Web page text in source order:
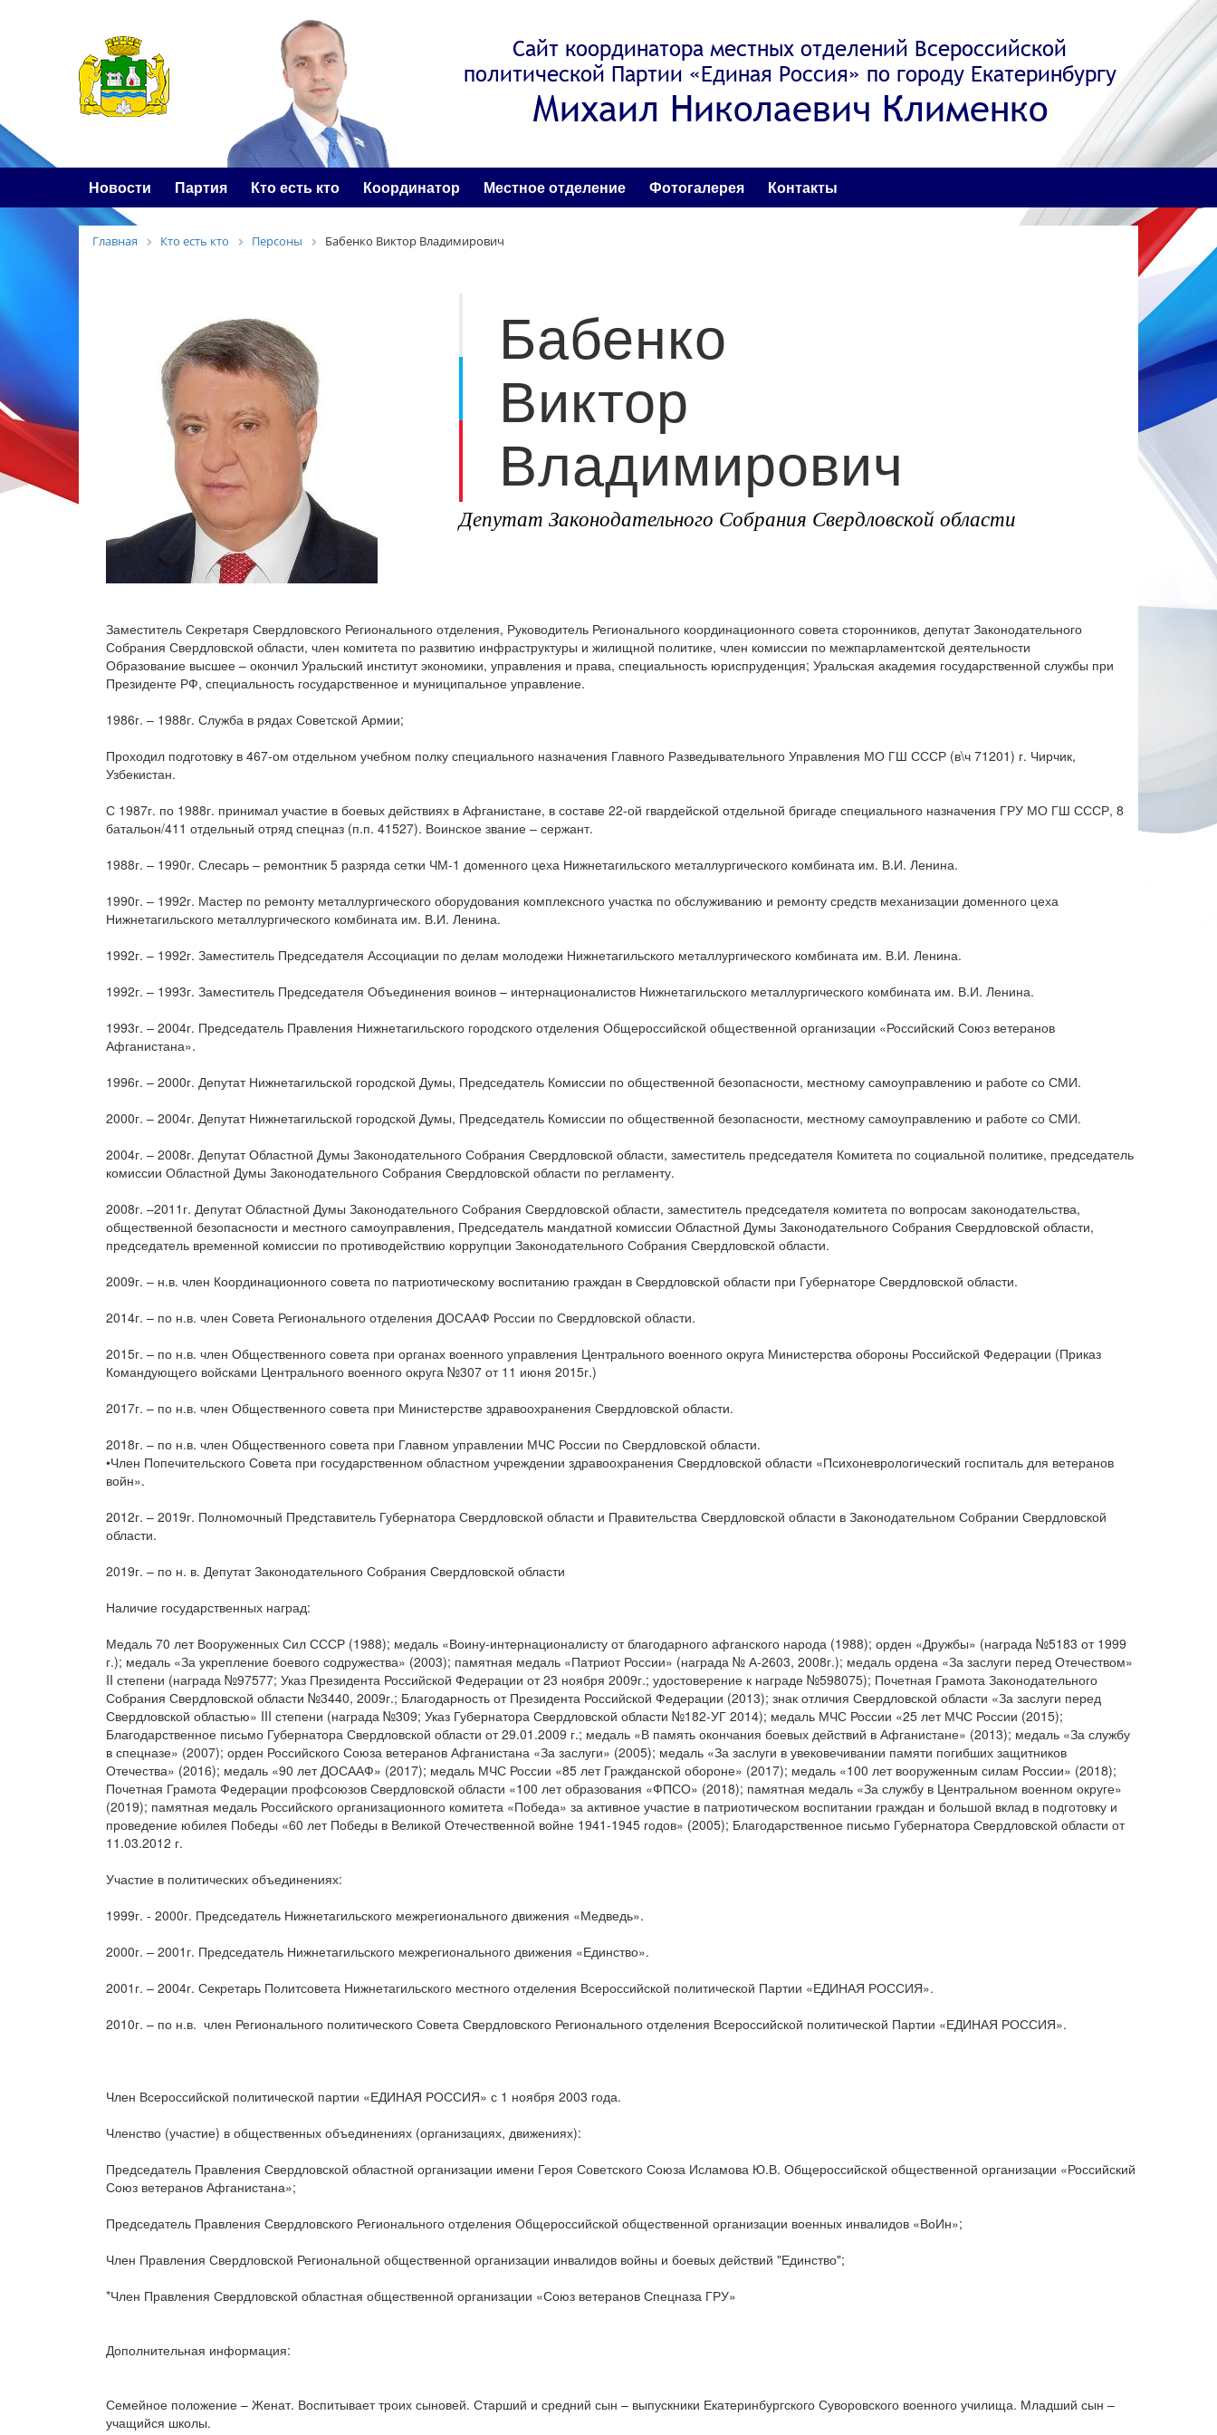
Сайт координатора местных отделений Всероссийской
политической Партии «Единая Россия» по городу Екатеринбургу
Михаил Николаевич Клименко
Новости Партия Кто есть кто Координатор Местное отделение Фотогалерея Контакты
Главная Кто есть кто Персоны Бабенко Виктор Владимирович
Бабенко
Виктор
Владимирович
Депутат Законодательного Собрания Свердловской области
Заместитель Секретаря Свердловского Регионального отделения, Руководитель Регионального координационного совета сторонников, депутат Законодательного
Собрания Свердловской области, член комитета по развитию инфраструктуры и жилищной политике, член комиссии по межпарламентской деятельности
Образование высшее – окончил Уральский институт экономики, управления и права, специальность юриспруденция; Уральская академия государственной службы при
Президенте РФ, специальность государственное и муниципальное управление.
1986г. – 1988г. Служба в рядах Советской Армии;
Проходил подготовку в 467-ом отдельном учебном полку специального назначения Главного Разведывательного Управления МО ГШ СССР (в\ч 71201) г. Чирчик,
Узбекистан.
С 1987г. по 1988г. принимал участие в боевых действиях в Афганистане, в составе 22-ой гвардейской отдельной бригаде специального назначения ГРУ МО ГШ СССР, 8
батальон/411 отдельный отряд спецназ (п.п. 41527). Воинское звание – сержант.
1988г. – 1990г. Слесарь – ремонтник 5 разряда сетки ЧМ-1 доменного цеха Нижнетагильского металлургического комбината им. В.И. Ленина.
1990г. – 1992г. Мастер по ремонту металлургического оборудования комплексного участка по обслуживанию и ремонту средств механизации доменного цеха
Нижнетагильского металлургического комбината им. В.И. Ленина.
1992г. – 1992г. Заместитель Председателя Ассоциации по делам молодежи Нижнетагильского металлургического комбината им. В.И. Ленина.
1992г. – 1993г. Заместитель Председателя Объединения воинов – интернационалистов Нижнетагильского металлургического комбината им. В.И. Ленина.
1993г. – 2004г. Председатель Правления Нижнетагильского городского отделения Общероссийской общественной организации «Российский Союз ветеранов
Афганистана».
1996г. – 2000г. Депутат Нижнетагильской городской Думы, Председатель Комиссии по общественной безопасности, местному самоуправлению и работе со СМИ.
2000г. – 2004г. Депутат Нижнетагильской городской Думы, Председатель Комиссии по общественной безопасности, местному самоуправлению и работе со СМИ.
2004г. – 2008г. Депутат Областной Думы Законодательного Собрания Свердловской области, заместитель председателя Комитета по социальной политике, председатель
комиссии Областной Думы Законодательного Собрания Свердловской области по регламенту.
2008г. –2011г. Депутат Областной Думы Законодательного Собрания Свердловской области, заместитель председателя комитета по вопросам законодательства,
общественной безопасности и местного самоуправления, Председатель мандатной комиссии Областной Думы Законодательного Собрания Свердловской области,
председатель временной комиссии по противодействию коррупции Законодательного Собрания Свердловской области.
2009г. – н.в. член Координационного совета по патриотическому воспитанию граждан в Свердловской области при Губернаторе Свердловской области.
2014г. – по н.в. член Совета Регионального отделения ДОСААФ России по Свердловской области.
2015г. – по н.в. член Общественного совета при органах военного управления Центрального военного округа Министерства обороны Российской Федерации (Приказ
Командующего войсками Центрального военного округа №307 от 11 июня 2015г.)
2017г. – по н.в. член Общественного совета при Министерстве здравоохранения Свердловской области.
2018г. – по н.в. член Общественного совета при Главном управлении МЧС России по Свердловской области.
•Член Попечительского Совета при государственном областном учреждении здравоохранения Свердловской области «Психоневрологический госпиталь для ветеранов
войн».
2012г. – 2019г. Полномочный Представитель Губернатора Свердловской области и Правительства Свердловской области в Законодательном Собрании Свердловской
области.
2019г. – по н. в. Депутат Законодательного Собрания Свердловской области
Наличие государственных наград:
Медаль 70 лет Вооруженных Сил СССР (1988); медаль «Воину-интернационалисту от благодарного афганского народа (1988); орден «Дружбы» (награда №5183 от 1999
г.); медаль «За укрепление боевого содружества» (2003); памятная медаль «Патриот России» (награда № А-2603, 2008г.); медаль ордена «За заслуги перед Отечеством»
II степени (награда №97577; Указ Президента Российской Федерации от 23 ноября 2009г.; удостоверение к награде №598075); Почетная Грамота Законодательного
Собрания Свердловской области №3440, 2009г.; Благодарность от Президента Российской Федерации (2013); знак отличия Свердловской области «За заслуги перед
Свердловской областью» III степени (награда №309; Указ Губернатора Свердловской области №182-УГ 2014); медаль МЧС России «25 лет МЧС России (2015);
Благодарственное письмо Губернатора Свердловской области от 29.01.2009 г.; медаль «В память окончания боевых действий в Афганистане» (2013); медаль «За службу
в спецназе» (2007); орден Российского Союза ветеранов Афганистана «За заслуги» (2005); медаль «За заслуги в увековечивании памяти погибших защитников
Отечества» (2016); медаль «90 лет ДОСААФ» (2017); медаль МЧС России «85 лет Гражданской обороне» (2017); медаль «100 лет вооруженным силам России» (2018);
Почетная Грамота Федерации профсоюзов Свердловской области «100 лет образования «ФПСО» (2018); памятная медаль «За службу в Центральном военном округе»
(2019); памятная медаль Российского организационного комитета «Победа» за активное участие в патриотическом воспитании граждан и большой вклад в подготовку и
проведение юбилея Победы «60 лет Победы в Великой Отечественной войне 1941-1945 годов» (2005); Благодарственное письмо Губернатора Свердловской области от
11.03.2012 г.
Участие в политических объединениях:
1999г. - 2000г. Председатель Нижнетагильского межрегионального движения «Медведь».
2000г. – 2001г. Председатель Нижнетагильского межрегионального движения «Единство».
2001г. – 2004г. Секретарь Политсовета Нижнетагильского местного отделения Всероссийской политической Партии «ЕДИНАЯ РОССИЯ».
2010г. – по н.в. член Регионального политического Совета Свердловского Регионального отделения Всероссийской политической Партии «ЕДИНАЯ РОССИЯ».
Член Всероссийской политической партии «ЕДИНАЯ РОССИЯ» с 1 ноября 2003 года.
Членство (участие) в общественных объединениях (организациях, движениях):
Председатель Правления Свердловской областной организации имени Героя Советского Союза Исламова Ю.В. Общероссийской общественной организации «Российский
Союз ветеранов Афганистана»;
Председатель Правления Свердловского Регионального отделения Общероссийской общественной организации военных инвалидов «ВоИн»;
Член Правления Свердловской Региональной общественной организации инвалидов войны и боевых действий "Единство";
*Член Правления Свердловской областная общественной организации «Союз ветеранов Спецназа ГРУ»
Дополнительная информация:
Семейное положение – Женат. Воспитывает троих сыновей. Старший и средний сын – выпускники Екатеринбургского Суворовского военного училища. Младший сын –
учащийся школы.